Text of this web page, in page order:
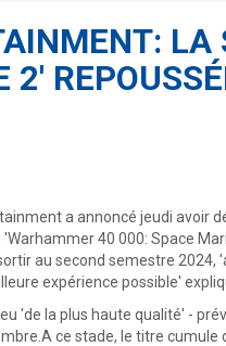
LA
2'
a annoncé jeudi avoir
40 000: Space
au second semestre 2024,
expérience possible'
'de la plus haute qualité' -
ce stade, le titre cumule